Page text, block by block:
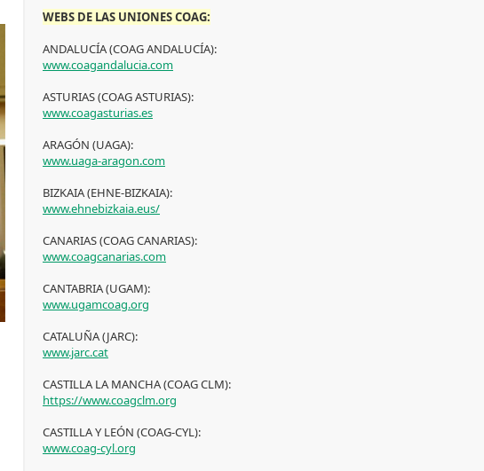
WEBS DE LAS UNIONES COAG:
ANDALUCÍA (COAG ANDALUCÍA):
www.coagandalucia.com
ASTURIAS (COAG ASTURIAS):
www.coagasturias.es
ARAGÓN (UAGA):
www.uaga-aragon.com
BIZKAIA (EHNE-BIZKAIA):
www.ehnebizkaia.eus/
CANARIAS (COAG CANARIAS):
www.coagcanarias.com
CANTABRIA (UGAM):
www.ugamcoag.org
CATALUÑA (JARC):
www.jarc.cat
CASTILLA LA MANCHA (COAG CLM):
https://www.coagclm.org
CASTILLA Y LEÓN (COAG-CYL):
www.coag-cyl.org